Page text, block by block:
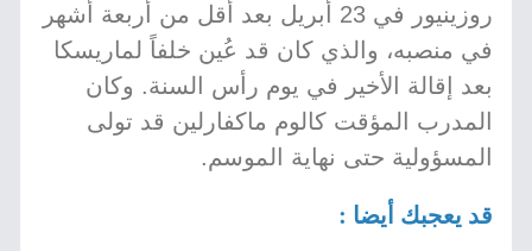
روزينيور في 23 أبريل بعد أقل من أربعة أشهر
في منصبه، والذي كان قد عُين خلفاً لماريسكا
بعد إقالة الأخير في يوم رأس السنة. وكان
المدرب المؤقت كالوم ماكفارلين قد تولى
المسؤولية حتى نهاية الموسم.
قد يعجبك أيضا :